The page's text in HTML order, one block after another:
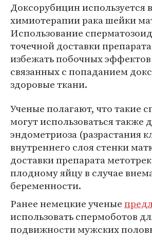
Доксорубицин используется в
химиотерапии рака шейки
Использование
точечной доставки
избежать побочных
связанных с попаданием
здоровые ткани.
Ученые полагают, что такие
могут использоваться также
эндометриоза (разрастания
внутреннего слоя стенки
доставки препарата
плодному яйцу в случае
беременности.
Ранее немецкие ученые
использовать спермоботов
подвижности мужских